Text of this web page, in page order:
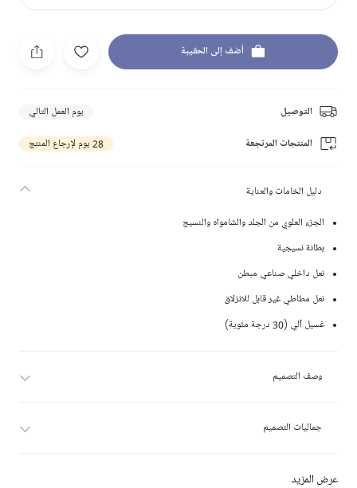
أضف إلى الحقيبة
التوصيل يوم العمل التالي
المنتجات المرتجعة 28 يوم لإرجاع المنتج
عرض المزيد
دليل الخامات والعناية
الجزء العلوي من الجلد والشامواه والنسيج
بطانة نسيجية
نعل داخلي صناعي مبطن
نعل مطاطي غير قابل للانزلاق
غسيل آلي (30 درجة مئوية)
وصف التصميم
جماليات التصميم